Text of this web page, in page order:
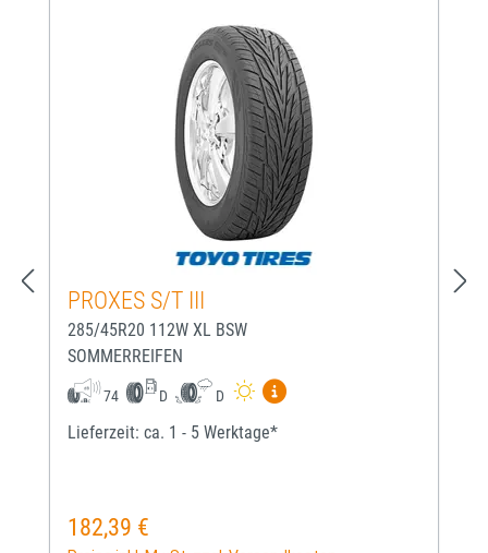
PROXES S/T III
285/45R20 112W XL BSW
SOMMERREIFEN
74 D D
Mehr Informationen zum
Lieferzeit: ca. 1 - 5 Werktage*
Regulärer Preis:
182,39 €